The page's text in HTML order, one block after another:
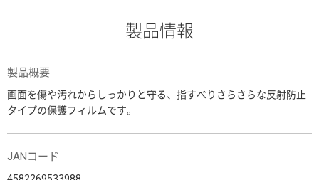
製品情報
製品概要
画面を傷や汚れからしっかりと守る、指すべりさらさらな反射防止
タイプの保護フィルムです。
JANコード